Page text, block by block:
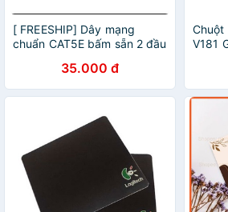
[ FREESHIP] Dây mạng
chuẩn CAT5E bấm sẵn 2 đầu
35.000 đ
Chuột
V181